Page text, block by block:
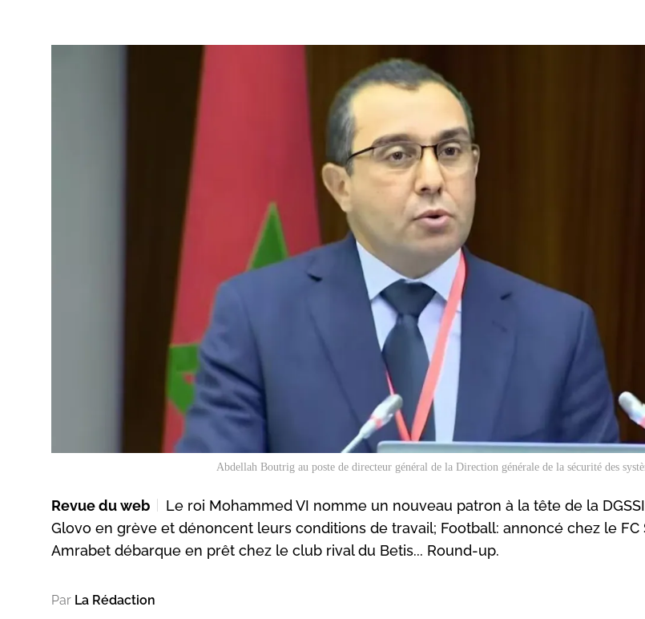
Abdellah Boutrig au poste de directeur général de la Direction générale de la sécurité des
Revue du web
Le roi Mohammed VI nomme un nouveau patron à la tête de la
Glovo en grève et dénoncent leurs conditions de travail; Football: annoncé chez le FC
Amrabet débarque en prêt chez le club rival du Betis... Round-up.
Par La Rédaction